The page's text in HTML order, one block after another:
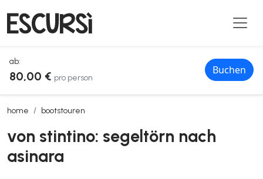
ab:
80,00 € pro person
Buchen
home bootstouren
von stintino: segeltörn nach asinara
von stintino: segeltörn nach
asinara